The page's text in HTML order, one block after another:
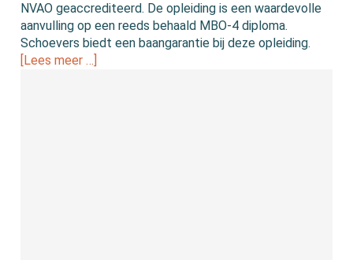
NVAO geaccrediteerd. De opleiding is een waardevolle
aanvulling op een reeds behaald MBO-4 diploma.
Schoevers biedt een baangarantie bij deze opleiding.
[Lees meer …]